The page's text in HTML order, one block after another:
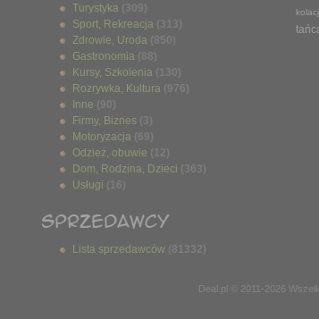
Turystyka (309)
Sport, Rekreacja (313)
Zdrowie, Uroda (850)
Gastronomia (88)
Kursy, Szkolenia (130)
Rozrywka, Kultura (976)
Inne (90)
Firmy, Biznes (3)
Motoryzacja (69)
Odzież, obuwie (12)
Dom, Rodzina, Dzieci (363)
Usługi (16)
Lista sprzedawców (81332)
Deal.pl © 2011-2026